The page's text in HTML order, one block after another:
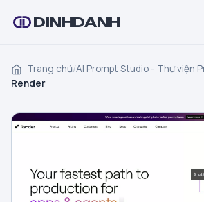
DINHDANH
Trang chủ/AI Prompt Studio - Thư viện
Render